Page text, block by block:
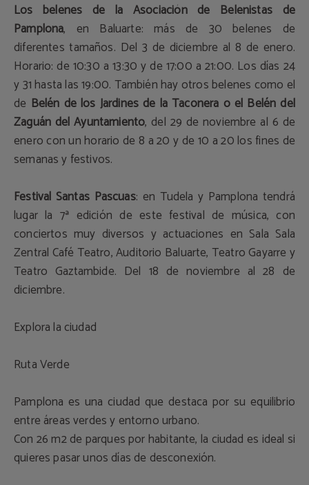
Los belenes de la Asociación de Belenistas de
Pamplona, en Baluarte: más de 30 belenes de
diferentes tamaños. Del 3 de diciembre al 8 de enero.
Horario: de 10:30 a 13:30 y de 17:00 a 21:00. Los días 24
y 31 hasta las 19:00. También hay otros belenes como el
de Belén de los Jardines de la Taconera o el Belén del
Zaguán del Ayuntamiento, del 29 de noviembre al 6 de
enero con un horario de 8 a 20 y de 10 a 20 los fines de
semanas y festivos.
Festival Santas Pascuas: en Tudela y Pamplona tendrá
lugar la 7ª edición de este festival de música, con
conciertos muy diversos y actuaciones en Sala Sala
Zentral Café Teatro, Auditorio Baluarte, Teatro Gayarre y
Teatro Gaztambide. Del 18 de noviembre al 28 de
diciembre.
Explora la ciudad
Ruta Verde
Pamplona es una ciudad que destaca por su equilibrio
entre áreas verdes y entorno urbano.
Con 26 m2 de parques por habitante, la ciudad es ideal si
quieres pasar unos días de desconexión.